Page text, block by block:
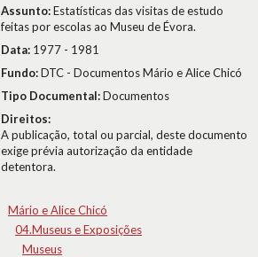
Assunto:Estatísticas das visitas de estudo
feitas por escolas ao Museu de Évora.
Data: 1977 - 1981
Fundo:DTC - Documentos Mário e Alice Chicó
Tipo Documental:Documentos
Direitos:
A publicação, total ou parcial, deste documento
exige prévia autorização da entidade
detentora.
Mário e Alice Chicó
04.Museus e Exposições
Museus